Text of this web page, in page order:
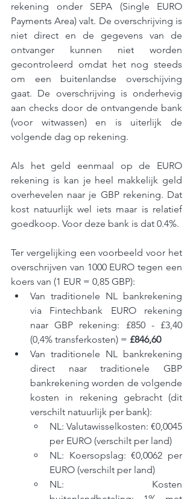
rekening onder SEPA (Single EURO
Payments Area) valt. De overschrijving is
niet direct en de gegevens van de
ontvanger kunnen niet worden
gecontroleerd omdat het nog steeds
om een buitenlandse overschijving
gaat. De overschrijving is onderhevig
aan checks door de ontvangende bank
(voor witwassen) en is uiterlijk de
volgende dag op rekening.
Als het geld eenmaal op de EURO
rekening is kan je heel makkelijk geld
overhevelen naar je GBP rekening. Dat
kost natuurlijk wel iets maar is relatief
goedkoop. Voor deze bank is dat 0.4%.
Ter vergelijking een voorbeeld voor het
overschrijven van 1000 EURO tegen een
koers van (1 EUR = 0,85 GBP):
Van traditionele NL bankrekening
via Fintechbank EURO rekening
naar GBP rekening: £850 - £3,40
(0,4% transferkosten) = £846,60
Van traditionele NL bankrekening
direct naar traditionele GBP
bankrekening worden de volgende
kosten in rekening gebracht (dit
verschilt natuurlijk per bank):
NL: Valutawisselkosten: €0,0045
per EURO (verschilt per land)
NL: Koersopslag: €0,0062 per
EURO (verschilt per land)
NL: Kosten